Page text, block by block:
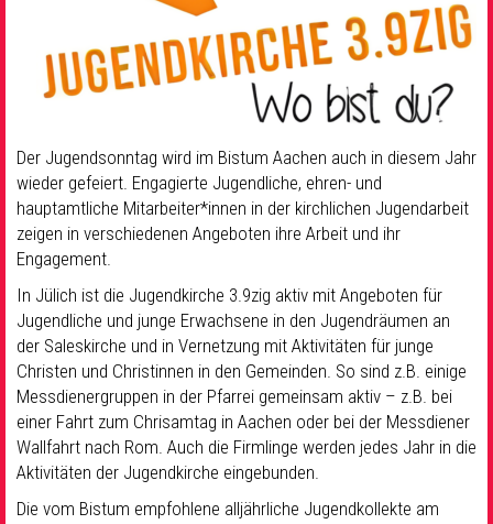
Der Jugendsonntag wird im Bistum Aachen auch in diesem Jahr
wieder gefeiert. Engagierte Jugendliche, ehren- und
hauptamtliche Mitarbeiter*innen in der kirchlichen Jugendarbeit
zeigen in verschiedenen Angeboten ihre Arbeit und ihr
Engagement.
In Jülich ist die Jugendkirche 3.9zig aktiv mit Angeboten für
Jugendliche und junge Erwachsene in den Jugendräumen an
der Saleskirche und in Vernetzung mit Aktivitäten für junge
Christen und Christinnen in den Gemeinden. So sind z.B. einige
Messdienergruppen in der Pfarrei gemeinsam aktiv – z.B. bei
einer Fahrt zum Chrisamtag in Aachen oder bei der Messdiener
Wallfahrt nach Rom. Auch die Firmlinge werden jedes Jahr in die
Aktivitäten der Jugendkirche eingebunden.
Die vom Bistum empfohlene alljährliche Jugendkollekte am